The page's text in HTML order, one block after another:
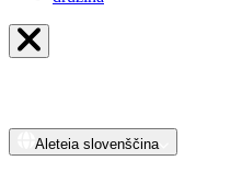
Aleteia slovenščina